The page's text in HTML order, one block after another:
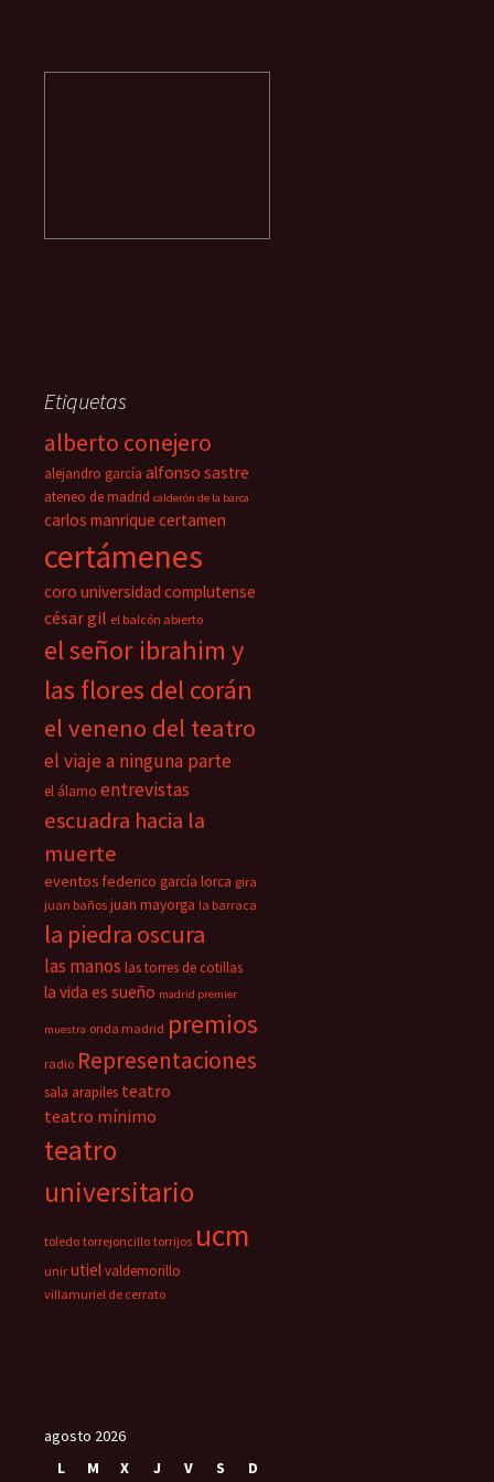
Etiquetas
alberto conejero
alejandro garcía alfonso sastre
ateneo de madrid calderón de la barca
carlos manrique certamen
certámenes
coro universidad complutense
césar gil el balcón abierto
el señor ibrahim y
las flores del corán
el veneno del teatro
el viaje a ninguna parte
el álamo entrevistas
escuadra hacia la
muerte
eventos federico garcía lorca gira
juan baños juan mayorga la barraca
la piedra oscura
las manos las torres de cotillas
la vida es sueño madrid premier
muestra onda madrid premios
radio Representaciones
sala arapiles teatro
teatro mínimo
teatro
universitario
toledo torrejoncillo torrijos ucm
unir utielvaldemorillo
villamuriel de cerrato
agosto 2026
L
M X J V S D